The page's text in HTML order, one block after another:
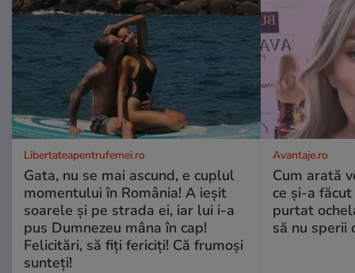
Libertateapentrufemei.ro
Gata, nu se mai ascund, e cuplul
momentului în România! A ieșit
soarele și pe strada ei, iar lui i-a
pus Dumnezeu mâna în cap!
Felicitări, să fiți fericiți! Că frumoși
sunteți!
Avantaje.ro
Cum arată
ce și-a
purtat
să nu sperii